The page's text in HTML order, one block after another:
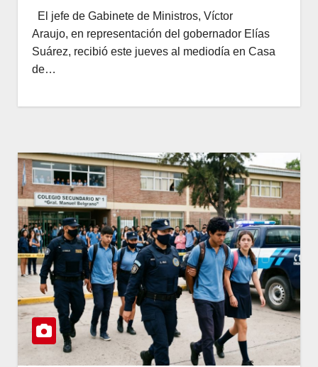
El jefe de Gabinete de Ministros, Víctor
Araujo, en representación del gobernador Elías
Suárez, recibió este jueves al mediodía en Casa
de…